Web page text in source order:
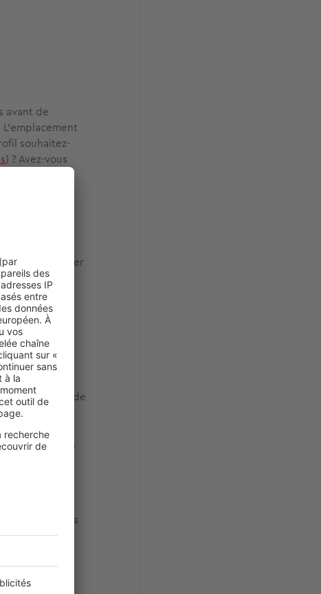
avant de
souhaitez-
) ? Avez-vous
?
votre
des
Partager
d'intérêt. Sur
pour
confiance
être tenté de
et
étape
de la
de
obtenir des
les visites,